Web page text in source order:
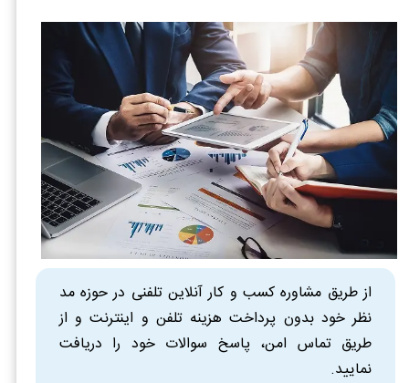
از طریق مشاوره کسب و کار آنلاین تلفنی در حوزه مد
نظر خود بدون پرداخت هزینه تلفن و اینترنت و از
طریق تماس امن، پاسخ سوالات خود را دریافت
نمایید.